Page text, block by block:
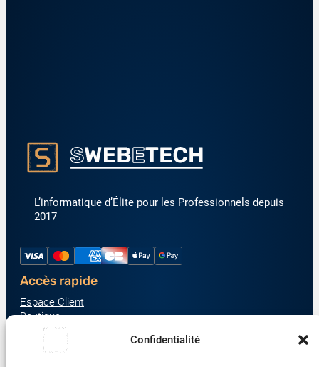
Confidentialité
L’informatique d’Élite pour les Professionnels depuis
2017
Accès rapide
Espace Client
Boutique
À propos
Nous contacter